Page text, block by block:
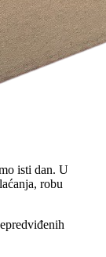
isti dan. U
robu